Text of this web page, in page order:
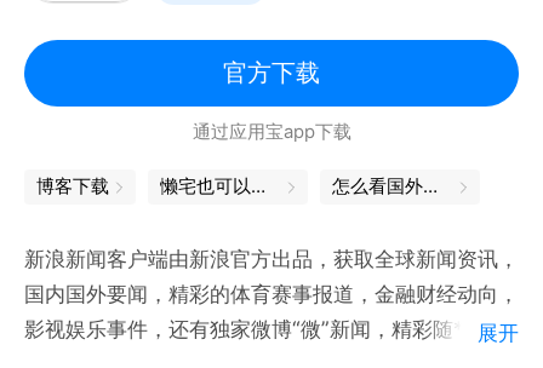
《鲁豫有约》：深度访谈，探寻明星名人背后的真实故
事。
《凤凰大视野》：全景纪录，解读重大历史事件与时代
节点。
事与隐情。
《皇牌大放送》：聚焦社会热点，深入探讨当代生活的
痛点与痒点。
《军情观察室》：网罗全球军事热点，资深专家带您洞
官方下载
通过应用宝app下载
博客下载 懒宅也可以很精致 怎么看国外新闻
新浪新闻客户端由新浪官方出品，获取全球新闻资讯，
国内国外要闻，精彩的体育赛事报道，金融财经动向，
影视娱乐事件，还有独家微博“微”新闻，精彩随* 免密
展开